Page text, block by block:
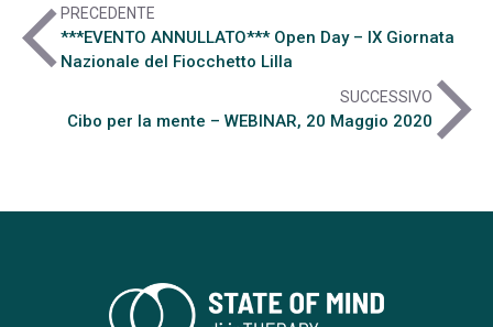
arrow_back_iosPRECEDENTE
***EVENTO ANNULLATO*** Open Day – IX Giornata
Nazionale del Fiocchetto Lilla
SUCCESSIVO
Cibo per la mente – WEBINAR, 20 Maggio 2020arrow_forward_ios